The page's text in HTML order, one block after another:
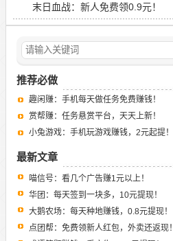
末日血战：新人免费领0.9元！
推荐必做
趣闲赚：手机每天做任务免费赚钱！
赏帮赚：任务悬赏平台，天天上新！
小兔游戏：手机玩游戏赚钱，2元起提！
最新文章
喵信号：看几个广告赚1元以上！
华团：每天签到一块多，10元提现！
大鹅农场：每天种地赚钱，0.8元提现！
点团帮：免费领新人红包，外卖还返现！